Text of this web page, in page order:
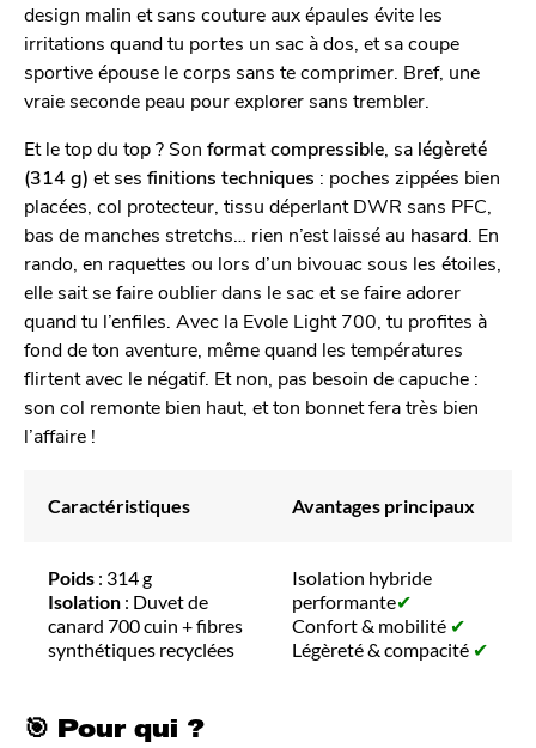
design malin et sans couture aux épaules évite les
irritations quand tu portes un sac à dos, et sa coupe
sportive épouse le corps sans te comprimer. Bref, une
vraie seconde peau pour explorer sans trembler.
Et le top du top ? Son format compressible, sa légèreté
(314 g) et ses finitions techniques : poches zippées bien
placées, col protecteur, tissu déperlant DWR sans PFC,
bas de manches stretchs… rien n’est laissé au hasard. En
rando, en raquettes ou lors d’un bivouac sous les étoiles,
elle sait se faire oublier dans le sac et se faire adorer
quand tu l’enfiles. Avec la Evole Light 700, tu profites à
fond de ton aventure, même quand les températures
flirtent avec le négatif. Et non, pas besoin de capuche :
son col remonte bien haut, et ton bonnet fera très bien
l’affaire !
Caractéristiques Avantages principaux
Poids : 314 g
Isolation : Duvet de
canard 700 cuin + fibres
synthétiques recyclées
Isolation hybride
performante✔
Confort & mobilité ✔
Légèreté & compacité ✔
🎯 Pour qui ?